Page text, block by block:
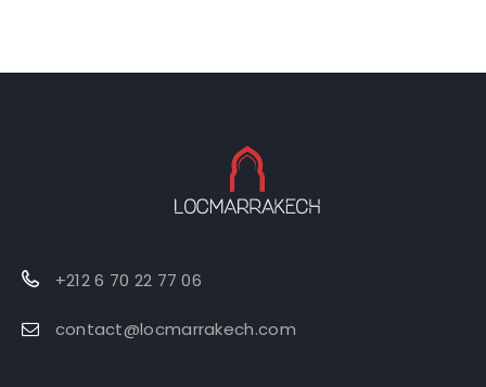
+212 6 70 22 77 06
contact@locmarrakech.com